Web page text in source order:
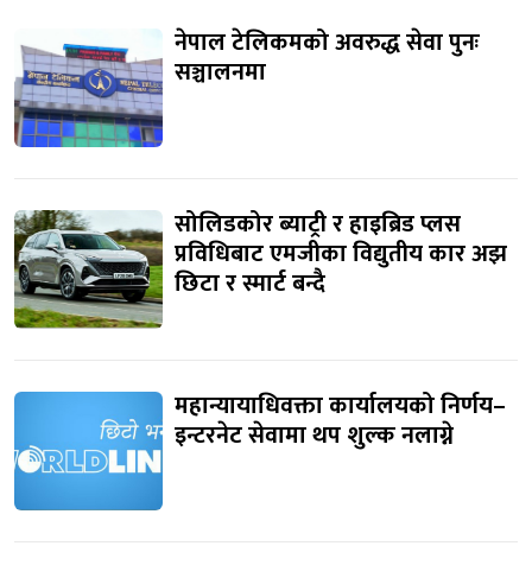
नेपाल टेलिकमको अवरुद्ध सेवा पुनः
सञ्चालनमा
सोलिडकोर ब्याट्री र हाइब्रिड प्लस
प्रविधिबाट एमजीका विद्युतीय कार अझ
छिटा र स्मार्ट बन्दै
महान्यायाधिवक्ता कार्यालयको निर्णय–
इन्टरनेट सेवामा थप शुल्क नलाग्ने